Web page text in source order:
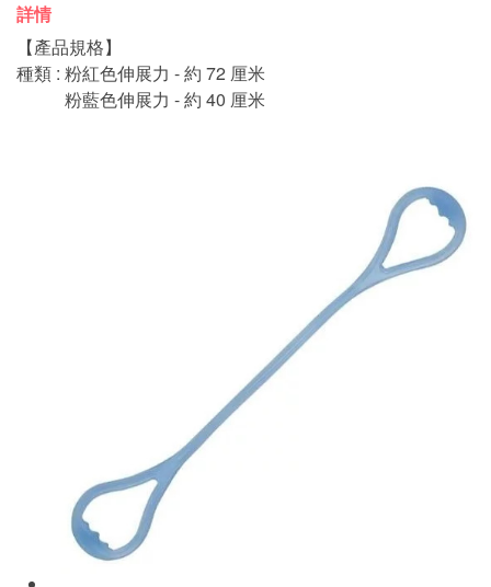
詳情
【產品規格】
種類 : 粉紅色伸展力 - 約 72 厘米
粉藍色伸展力 - 約 40 厘米